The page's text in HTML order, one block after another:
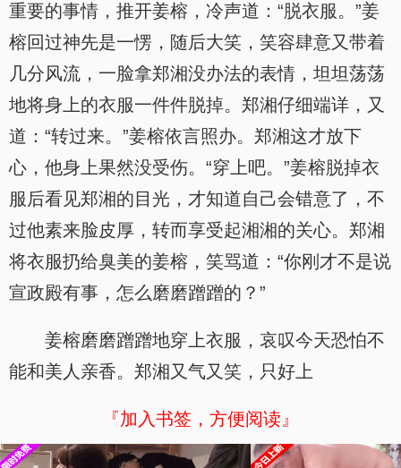
重要的事情，推开姜榕，冷声道：“脱衣服。”姜
榕回过神先是一愣，随后大笑，笑容肆意又带着
几分风流，一脸拿郑湘没办法的表情，坦坦荡荡
地将身上的衣服一件件脱掉。郑湘仔细端详，又
道：“转过来。”姜榕依言照办。郑湘这才放下
心，他身上果然没受伤。“穿上吧。”姜榕脱掉衣
服后看见郑湘的目光，才知道自己会错意了，不
过他素来脸皮厚，转而享受起湘湘的关心。郑湘
将衣服扔给臭美的姜榕，笑骂道：“你刚才不是说
宣政殿有事，怎么磨磨蹭蹭的？”
姜榕磨磨蹭蹭地穿上衣服，哀叹今天恐怕不
能和美人亲香。郑湘又气又笑，只好上
『加入书签，方便阅读』